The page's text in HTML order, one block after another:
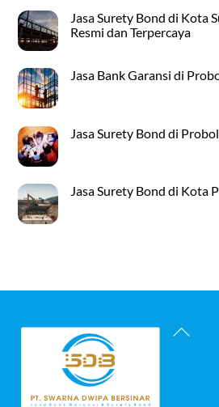
Jasa Surety Bond di Kota
Resmi dan Terpercaya
Jasa Bank Garansi di
Jasa Surety Bond di
Jasa Surety Bond di Kota
Back